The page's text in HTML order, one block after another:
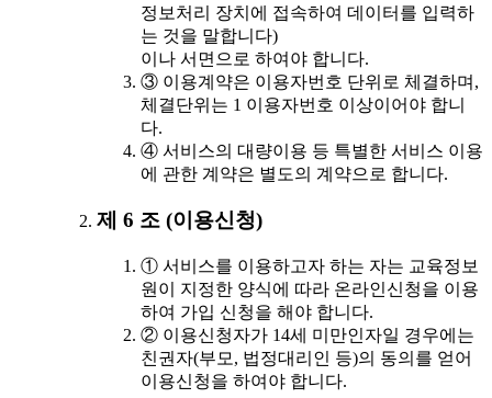
정보처리 장치에 접속하여 데이터를 입력하
는 것을 말합니다)
이나 서면으로 하여야 합니다.
③ 이용계약은 이용자번호 단위로 체결하며,
체결단위는 1 이용자번호 이상이어야 합니
다.
④ 서비스의 대량이용 등 특별한 서비스 이용
에 관한 계약은 별도의 계약으로 합니다.
제 6 조 (이용신청)
① 서비스를 이용하고자 하는 자는 교육정보
원이 지정한 양식에 따라 온라인신청을 이용
하여 가입 신청을 해야 합니다.
② 이용신청자가 14세 미만인자일 경우에는
친권자(부모, 법정대리인 등)의 동의를 얻어
이용신청을 하여야 합니다.